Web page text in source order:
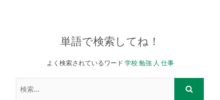
単語で検索してね！
よく検索されているワード 学校 勉強 人 仕事